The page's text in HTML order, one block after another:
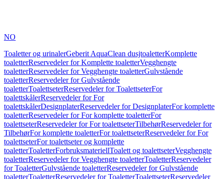
NO
Toaletter og urinalerGeberit AquaClean dusjtoaletterKomplette
toaletterReservedeler for Komplette toaletterVegghengte
toaletterReservedeler for Vegghengte toaletterGulvstående
toaletterReservedeler for Gulvstående
toaletterToalettseterReservedeler for ToalettseterFor
toalettskålerReservedeler for For
toalettskålerDesignplaterReservedeler for DesignplaterFor komplette
toaletterReservedeler for For komplette toaletterFor
toalettseterReservedeler for For toalettseterTilbehørReservedeler for
TilbehørFor komplette toaletterFor toalettseterReservedeler for For
toalettseterFor toalettseter og komplette
toaletterToaletterForbruksmateriellToalett og toalettseterVegghengte
toaletterReservedeler for Vegghengte toaletterToaletterReservedeler
for ToaletterGulvstående toaletterReservedeler for Gulvstående
toaletterToaletterReservedeler for ToaletterToalettseterReservedeler